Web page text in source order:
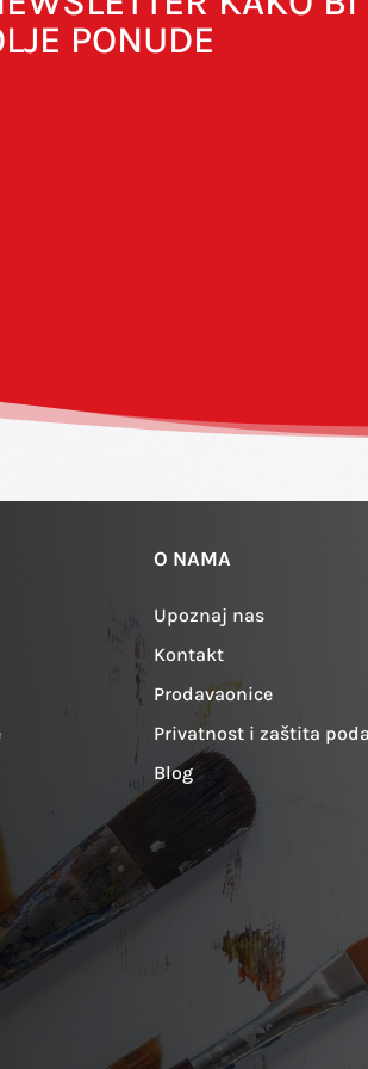
u ovom internet pregledniku za
PONUDE
O NAMA
Upoznaj nas
Kontakt
Prodavaonice
Privatnost i zaštita
Blog